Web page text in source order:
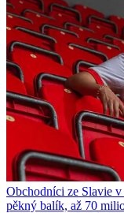
Obchodníci ze Slavie
pěkný balík, až 70